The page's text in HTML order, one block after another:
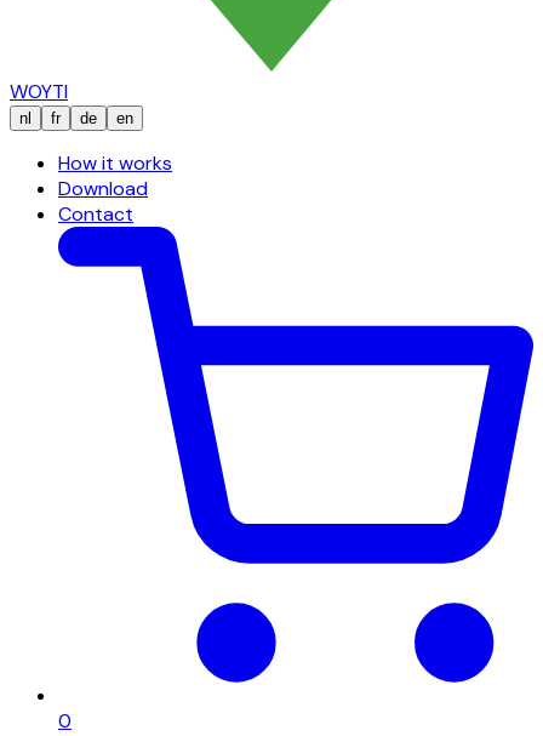
WOYTI
nl fr de en
How it works
Download
Contact
0